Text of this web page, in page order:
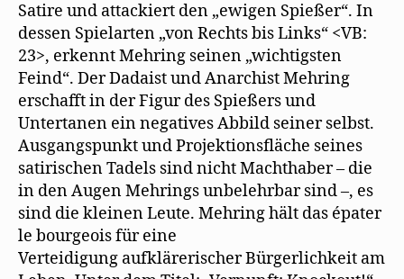
Satire und attackiert den „ewigen Spießer“. In
dessen Spielarten „von Rechts bis Links“ <VB:
23>, erkennt Mehring seinen „wichtigsten
Feind“. Der Dadaist und Anarchist Mehring
erschafft in der Figur des Spießers und
Untertanen ein negatives Abbild seiner selbst.
Ausgangspunkt und Projektionsfläche seines
satirischen Tadels sind nicht Machthaber – die
in den Augen Mehrings unbelehrbar sind –, es
sind die kleinen Leute. Mehring hält das épater
le bourgeois für eine
Verteidigung aufklärerischer Bürgerlichkeit am